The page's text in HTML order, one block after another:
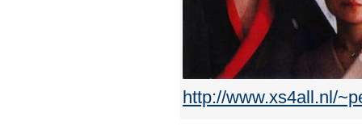
http://www.xs4all.nl/